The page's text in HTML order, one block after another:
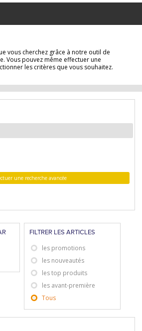
vous cherchez grâce à notre outil de
Vous pouvez même effectuer une
les critères que vous souhaitez.
une recherche avancée
FILTRER LES ARTICLES
les promotions
les nouveautés
les top produits
les avant-première
Tous